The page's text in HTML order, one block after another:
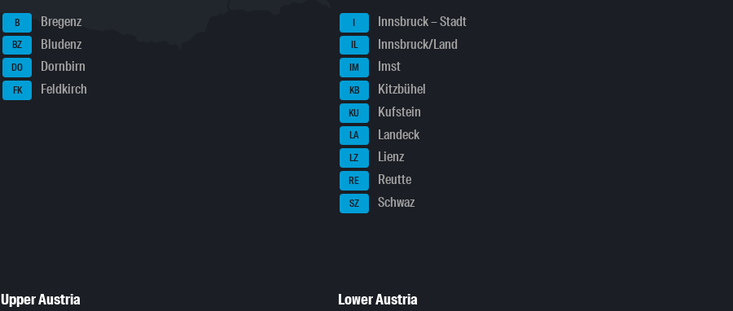
B Bregenz
BZ Bludenz
DO Dornbirn
FK Feldkirch
I Innsbruck – Stadt
IL Innsbruck/Land
IM Imst
KB Kitzbühel
KU Kufstein
LA Landeck
LZ Lienz
RE Reutte
SZ Schwaz
Upper Austria Lower Austria